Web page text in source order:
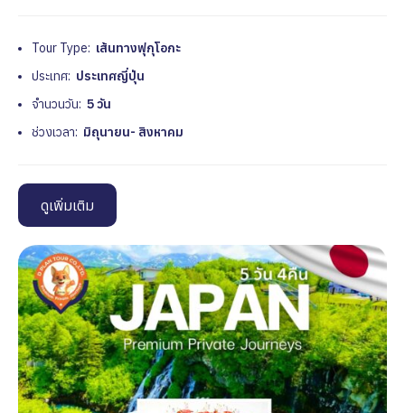
Tour Type: เส้นทางฟุกุโอกะ
ประเทศ: ประเทศญี่ปุ่น
จำนวนวัน: 5 วัน
ช่วงเวลา: มิถุนายน- สิงหาคม
ดูเพิ่มเติม